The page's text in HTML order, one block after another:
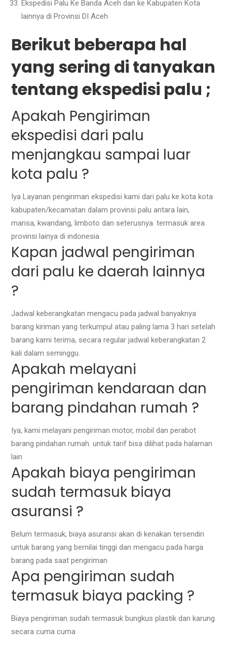
Ekspedisi Palu Ke Banda Aceh dan ke Kabupaten Kota
lainnya di Provinsi DI Aceh
Berikut beberapa hal
yang sering di tanyakan
tentang ekspedisi palu ;
Apakah Pengiriman
ekspedisi dari palu
menjangkau sampai luar
kota palu ?
Iya Layanan pengiriman ekspedisi kami dari palu ke kota kota
kabupaten/kecamatan dalam provinsi palu antara lain,
marisa, kwandang, limboto dan seterusnya. termasuk area
provinsi lainya di indonesia
Kapan jadwal pengiriman
dari palu ke daerah lainnya
?
Jadwal keberangkatan mengacu pada jadwal banyaknya
barang kiriman yang terkumpul atau paling lama 3 hari setelah
barang kami terima, secara regular jadwal keberangkatan 2
kali dalam seminggu.
Apakah melayani
pengiriman kendaraan dan
barang pindahan rumah ?
Iya, kami melayani pengiriman motor, mobil dan perabot
barang pindahan rumah. untuk tarif bisa dilihat pada halaman
lain
Apakah biaya pengiriman
sudah termasuk biaya
asuransi ?
Belum termasuk, biaya asuransi akan di kenakan tersendiri
untuk barang yang bernilai tinggi dan mengacu pada harga
barang pada saat pengiriman
Apa pengiriman sudah
termasuk biaya packing ?
Biaya pengiriman sudah termasuk bungkus plastik dan karung
secara cuma cuma